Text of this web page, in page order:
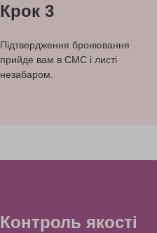
Крок 3
Підтвердження бронювання
прийде вам в СМС і листі
незабаром.
Контроль якості